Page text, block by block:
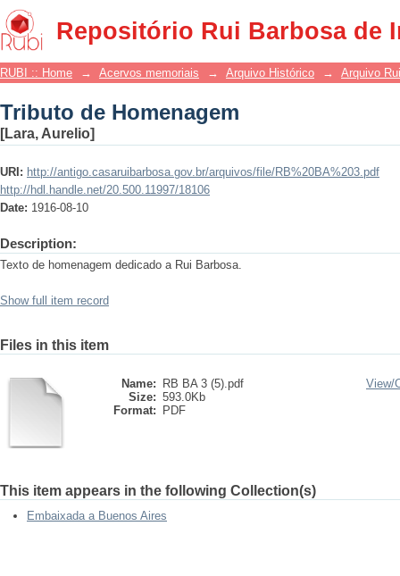
Repositório Rui Barbosa de
Tributo de Homenagem
RUBI :: Home → Acervos memoriais → Arquivo Histórico → Arquivo
Tributo de Homenagem
[Lara, Aurelio]
URI: http://antigo.casaruibarbosa.gov.br/arquivos/file/RB%20BA%203.pdf
http://hdl.handle.net/20.500.11997/18106
Date: 1916-08-10
Description:
Texto de homenagem dedicado a Rui Barbosa.
Show full item record
Files in this item
Name:
RB BA 3 (5).pdf
Size: 593.0Kb
Format:
PDF
View/
This item appears in the following Collection(s)
Embaixada a Buenos Aires